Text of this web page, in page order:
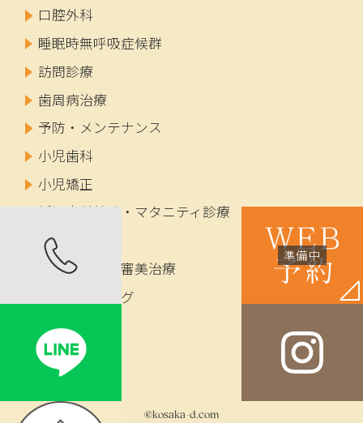
口腔外科
睡眠時無呼吸症候群
訪問診療
歯周病治療
予防・メンテナンス
小児歯科
小児矯正
妊婦歯科健診・マタニティ診療
成人矯正
セラミック・審美治療
ホワイトニング
インプラント
入れ歯
©kosaka-d.com